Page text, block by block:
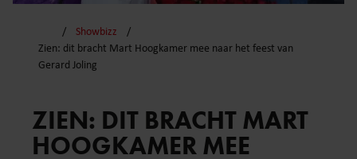
Showbizz
Zien: dit bracht Mart Hoogkamer mee naar het feest van
Gerard Joling
ZIEN: DIT BRACHT MART
HOOGKAMER MEE